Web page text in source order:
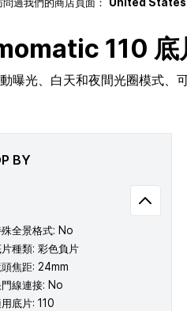
110 底
曝光、白天和夜間光圈模式、
BY
全景格式: No
片種類: 彩色負片
焦距: 24mm
線連接: No
底片: 110